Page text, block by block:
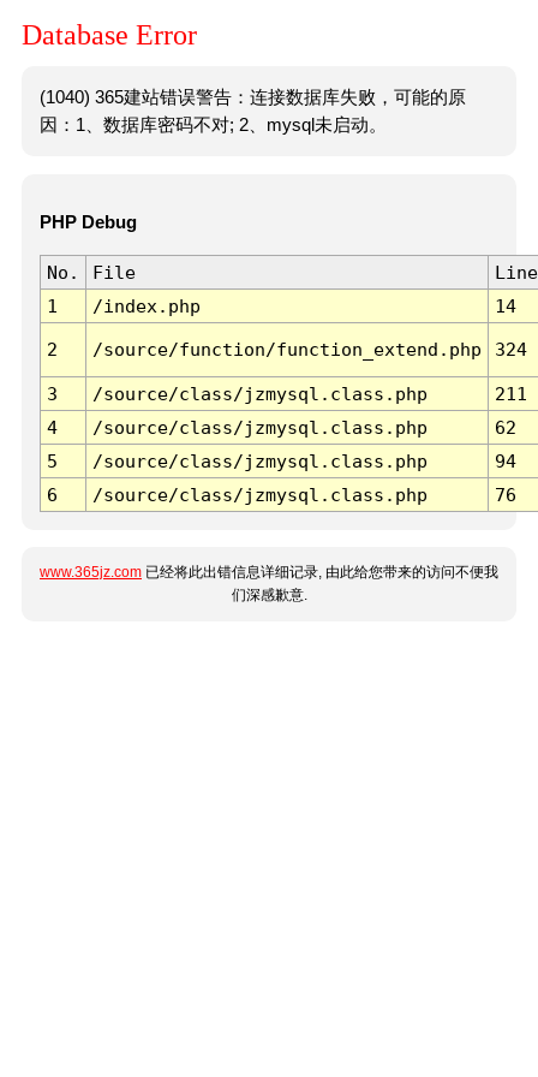
Database Error
(1040) 365建站错误警告：连接数据库失败，可能的原
因：1、数据库密码不对; 2、mysql未启动。
PHP Debug
No. File
Line
1
/index.php 14
2 /source/function/function_extend.php 324
3 /source/class/jzmysql.class.php
211
4
/source/class/jzmysql.class.php
62
5
/source/class/jzmysql.class.php
94
6
/source/class/jzmysql.class.php 76
www.365jz.com 已经将此出错信息详细记录, 由此给您带来的访问不便我
们深感歉意.